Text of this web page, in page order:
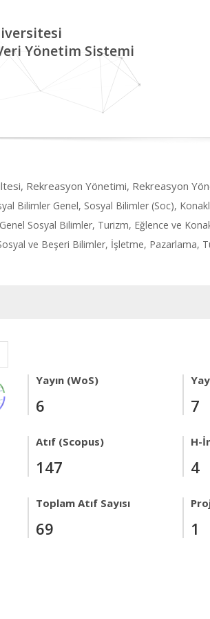
Yönetim Sistemi
Rekreasyon Yönetimi, Rekreasyon
Bilimler Genel, Sosyal Bilimler (Soc),
Genel Sosyal Bilimler, Turizm, Eğlence ve
ve Beşeri Bilimler, İşletme, Pazarlama,
Yayın (WoS)
6 7
Atıf (Scopus)
147
H-
4
Toplam Atıf Sayısı
69 1